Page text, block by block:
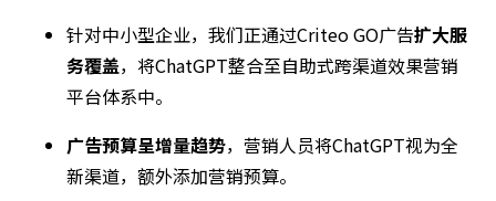
针对中小型企业，我们正通过Criteo GO广告扩大服
务覆盖，将ChatGPT整合至自助式跨渠道效果营销
平台体系中。
广告预算呈增量趋势，营销人员将ChatGPT视为全
新渠道，额外添加营销预算。